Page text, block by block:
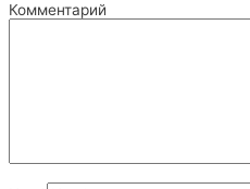
Комментарий